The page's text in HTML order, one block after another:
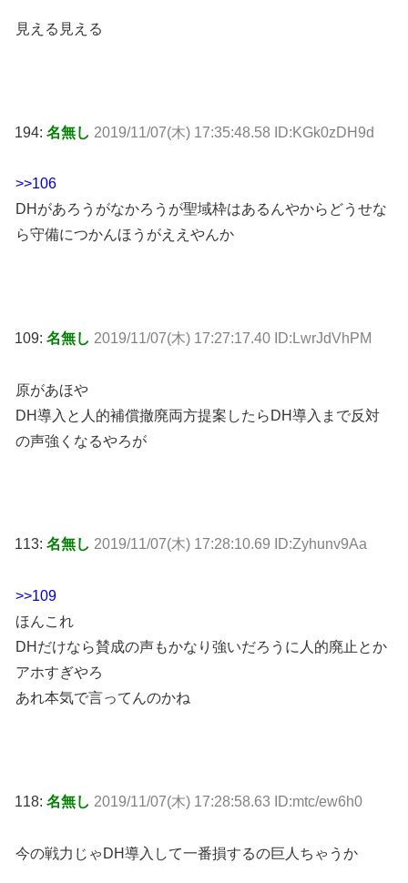
見える見える
194: 名無し 2019/11/07(木) 17:35:48.58 ID:KGk0zDH9d
>>106
DHがあろうがなかろうが聖域枠はあるんやからどうせな
ら守備につかんほうがええやんか
109: 名無し 2019/11/07(木) 17:27:17.40 ID:LwrJdVhPM
原があほや
DH導入と人的補償撤廃両方提案したらDH導入まで反対
の声強くなるやろが
113: 名無し 2019/11/07(木) 17:28:10.69 ID:Zyhunv9Aa
>>109
ほんこれ
DHだけなら賛成の声もかなり強いだろうに人的廃止とか
アホすぎやろ
あれ本気で言ってんのかね
118: 名無し 2019/11/07(木) 17:28:58.63 ID:mtc/ew6h0
今の戦力じゃDH導入して一番損するの巨人ちゃうか